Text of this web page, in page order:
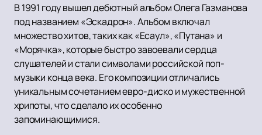
В 1991 году вышел дебютный альбом Олега Газманова
под названием «Эскадрон». Альбом включал
множество хитов, таких как «Есаул», «Путана» и
«Морячка», которые быстро завоевали сердца
слушателей и стали символами российской поп-
музыки конца века. Его композиции отличались
уникальным сочетанием евро-диско и мужественной
хрипоты, что сделало их особенно
запоминающимися.